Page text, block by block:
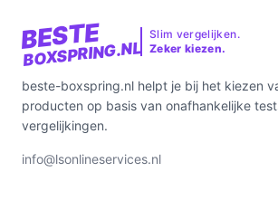
BESTE
BOXSPRING.NL
Slim vergelijken.
Zeker kiezen.
beste-boxspring.nl helpt je bij het kiezen
producten op basis van onafhankelijke
vergelijkingen.
info@lsonlineservices.nl